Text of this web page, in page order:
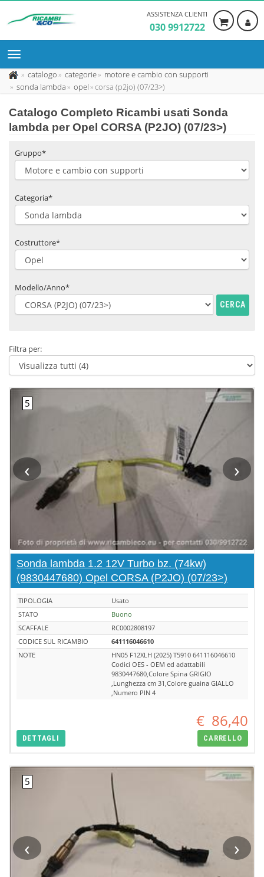
ASSISTENZA CLIENTI
030 9912722
catalogo categorie
motore e cambio con supporti
sonda lambda
opel corsa (p2jo) (07/23>)
Catalogo Completo Ricambi usati Sonda
lambda per Opel CORSA (P2JO) (07/23>)
Gruppo*
Categoria*
Costruttore*
Modello/Anno*
CERCA
Filtra per:
‹ ›
Sonda lambda 1.2 12V Turbo bz. (74kw)
(9830447680) Opel CORSA (P2JO) (07/23>)
TIPOLOGIA
Usato
STATO
Buono
SCAFFALE
RC0002808197
CODICE SUL RICAMBIO
641116046610
NOTE
HN05 F12XLH (2025) T5910 641116046610
Codici OES - OEM ed adattabili
9830447680,Colore Spina GRIGIO
,Lunghezza cm 31,Colore guaina GIALLO
,Numero PIN 4
€ 86,40
DETTAGLI CARRELLO
‹ ›